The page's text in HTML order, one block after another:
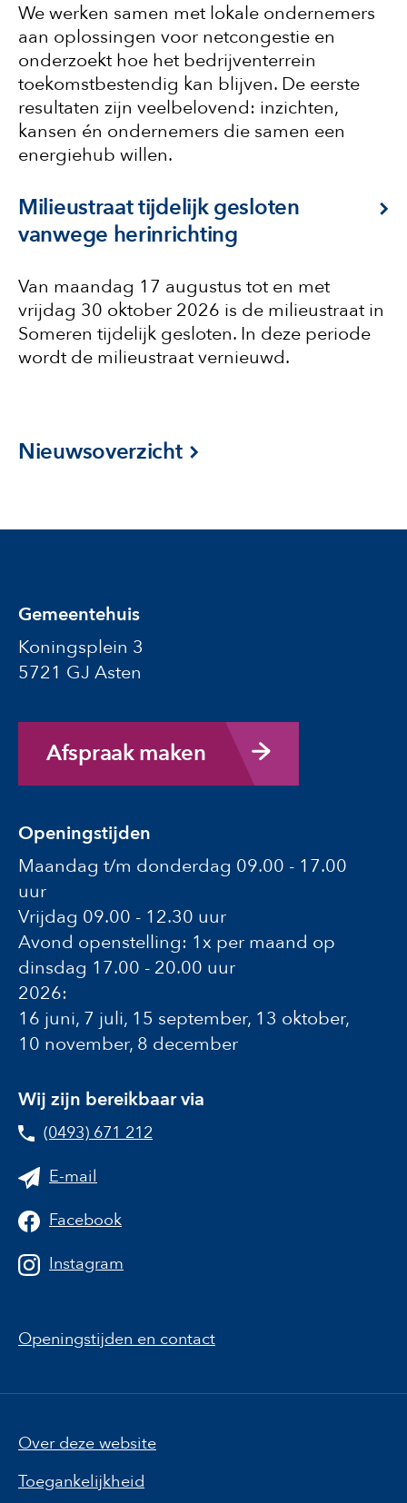
We werken samen met lokale ondernemers
aan oplossingen voor netcongestie en
onderzoekt hoe het bedrijventerrein
toekomstbestendig kan blijven. De eerste
resultaten zijn veelbelovend: inzichten,
kansen én ondernemers die samen een
energiehub willen.
Milieustraat tijdelijk gesloten
vanwege herinrichting
Van maandag 17 augustus tot en met
vrijdag 30 oktober 2026 is de milieustraat in
Someren tijdelijk gesloten. In deze periode
wordt de milieustraat vernieuwd.
Nieuwsoverzicht
Gemeentehuis
Koningsplein 3
5721 GJ Asten
Afspraak maken
Openingstijden
Maandag t/m donderdag 09.00 - 17.00
uur
Vrijdag 09.00 - 12.30 uur
Avond openstelling: 1x per maand op
dinsdag 17.00 - 20.00 uur
2026:
16 juni, 7 juli, 15 september, 13 oktober,
10 november, 8 december
Wij zijn bereikbaar via
(0493) 671 212
E-mail
Facebook
Instagram
Openingstijden en contact
Over deze website
Toegankelijkheid